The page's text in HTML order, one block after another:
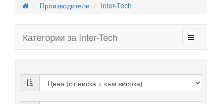
Производители Inter-Tech
Категории за Inter-Tech